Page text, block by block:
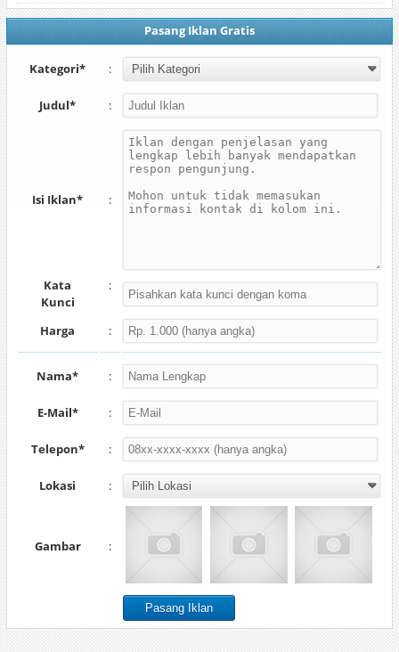
Pasang Iklan Gratis
Kategori* :
Judul* :
Isi Iklan* :
Kata
Kunci
:
Harga :
Nama* :
E-Mail* :
Telepon* :
Lokasi :
Gambar :